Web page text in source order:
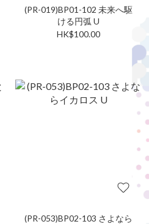
(PR-019)BP01-102 未来へ駆
ける円弧 U
HK$100.00
(PR-053)BP02-103 さよなら